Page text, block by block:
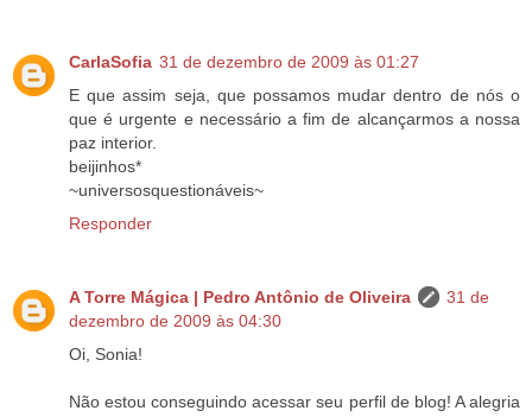
CarlaSofia 31 de dezembro de 2009 às 01:27
E que assim seja, que possamos mudar dentro de nós o
que é urgente e necessário a fim de alcançarmos a nossa
paz interior.
beijinhos*
~universosquestionáveis~
Responder
A Torre Mágica | Pedro Antônio de Oliveira
31 de
dezembro de 2009 às 04:30
Oi, Sonia!
Não estou conseguindo acessar seu perfil de blog! A alegria